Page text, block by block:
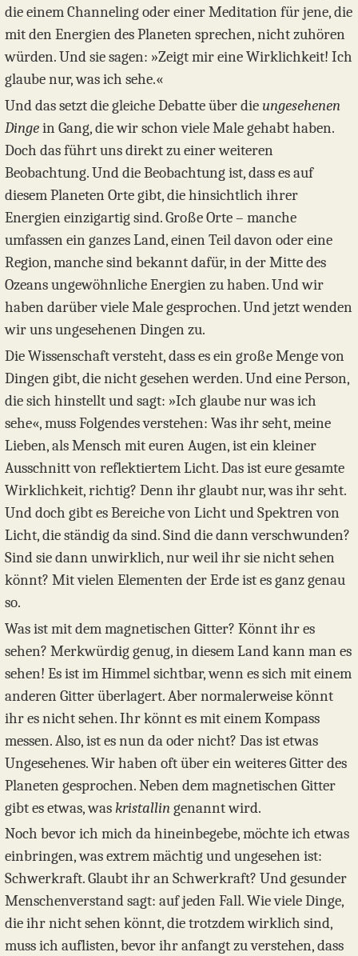
die einem Channeling oder einer Meditation für jene, die
mit den Energien des Planeten sprechen, nicht zuhören
würden. Und sie sagen: »Zeigt mir eine Wirklichkeit! Ich
glaube nur, was ich sehe.«
Und das setzt die gleiche Debatte über dieungesehenen
Dingein Gang, die wir schon viele Male gehabt haben.
Doch das führt uns direkt zu einer weiteren
Beobachtung. Und die Beobachtung ist, dass es auf
diesem Planeten Orte gibt, die hinsichtlich ihrer
Energien einzigartig sind. Große Orte – manche
umfassen ein ganzes Land, einen Teil davon oder eine
Region, manche sind bekannt dafür, in der Mitte des
Ozeans ungewöhnliche Energien zu haben. Und wir
haben darüber viele Male gesprochen. Und jetzt wenden
wir uns ungesehenen Dingen zu.
Die Wissenschaft versteht, dass es ein große Menge von
Dingen gibt, die nicht gesehen werden. Und eine Person,
die sich hinstellt und sagt: »Ich glaube nur was ich
sehe«, muss Folgendes verstehen: Was ihr seht, meine
Lieben, als Mensch mit euren Augen, ist ein kleiner
Ausschnitt von reflektiertem Licht. Das ist eure gesamte
Wirklichkeit, richtig? Denn ihr glaubt nur, was ihr seht.
Und doch gibt es Bereiche von Licht und Spektren von
Licht, die ständig da sind. Sind die dann verschwunden?
Sind sie dann unwirklich, nur weil ihr sie nicht sehen
könnt? Mit vielen Elementen der Erde ist es ganz genau
so.
Was ist mit dem magnetischen Gitter? Könnt ihr es
sehen? Merkwürdig genug, in diesem Land kann man es
sehen! Es ist im Himmel sichtbar, wenn es sich mit einem
anderen Gitter überlagert. Aber normalerweise könnt
ihr es nicht sehen. Ihr könnt es mit einem Kompass
messen. Also, ist es nun da oder nicht? Das ist etwas
Ungesehenes. Wir haben oft über ein weiteres Gitter des
Planeten gesprochen. Neben dem magnetischen Gitter
gibt es etwas, waskristallingenannt wird.
Noch bevor ich mich da hineinbegebe, möchte ich etwas
einbringen, was extrem mächtig und ungesehen ist:
Schwerkraft. Glaubt ihr an Schwerkraft? Und gesunder
Menschenverstand sagt: auf jeden Fall. Wie viele Dinge,
die ihr nicht sehen könnt, die trotzdem wirklich sind,
muss ich auflisten, bevor ihr anfangt zu verstehen, dass